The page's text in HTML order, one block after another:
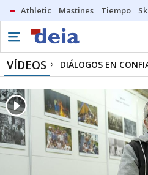
Athletic Mastines Tiempo
VÍDEOS DIÁLOGOS EN